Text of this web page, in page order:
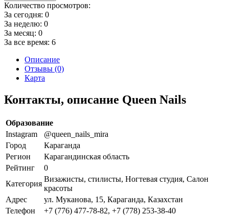
Количество просмотров:
За сегодня: 0
За неделю: 0
За месяц: 0
За все время: 6
Описание
Отзывы (0)
Карта
Контакты, описание Queen Nails
Образование
Instagram
@queen_nails_mira
Город
Караганда
Регион
Карагандинская область
Рейтинг
0
Категория
Визажисты, стилисты, Ногтевая студия, Салон
красоты
Адрес
ул. Муканова, 15, Караганда, Казахстан
Телефон
+7 (776) 477-78-82, +7 (778) 253-38-40